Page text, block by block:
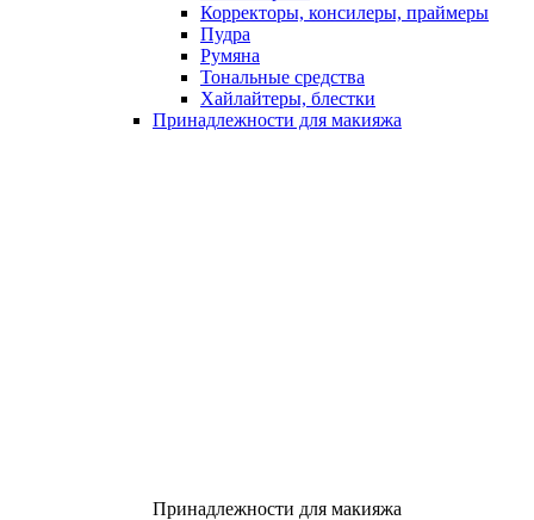
Корректоры, консилеры, праймеры
Пудра
Румяна
Тональные средства
Хайлайтеры, блестки
Принадлежности для макияжа
Принадлежности для макияжа